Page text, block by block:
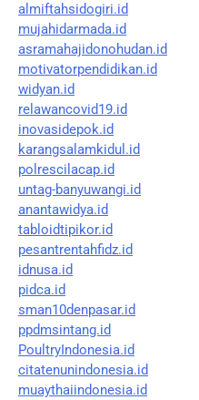
almiftahsidogiri.id
mujahidarmada.id
asramahajidonohudan.id
motivatorpendidikan.id
widyan.id
relawancovid19.id
inovasidepok.id
karangsalamkidul.id
polrescilacap.id
untag-banyuwangi.id
anantawidya.id
tabloidtipikor.id
pesantrentahfidz.id
idnusa.id
pidca.id
sman10denpasar.id
ppdmsintang.id
PoultryIndonesia.id
citatenunindonesia.id
muaythaiindonesia.id